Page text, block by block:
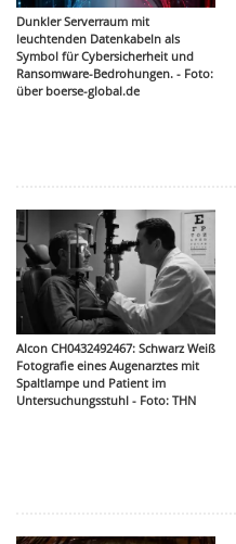
Dunkler Serverraum mit
leuchtenden Datenkabeln als
Symbol für Cybersicherheit und
Ransomware-Bedrohungen. - Foto:
über boerse-global.de
Alcon CH0432492467: Schwarz Weiß
Fotografie eines Augenarztes mit
Spaltlampe und Patient im
Untersuchungsstuhl - Foto: THN